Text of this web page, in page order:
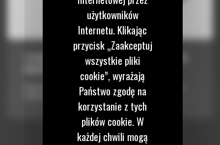
1,8 M3 (2,4 JARDA SZEŚCIENNEGO), ZŁĄCZE
Długa łyżka z płaskim dnem może nabierać materiał, wyrównywać
nawierzchnię lub zasypywać.
użytkowników
Internetu. Klikając
przycisk „Zaakceptuj
wszystkie pliki
cookie”, wyrażają
Państwo zgodę na
korzystanie z tych
plików cookie. W
każdej chwili mogą